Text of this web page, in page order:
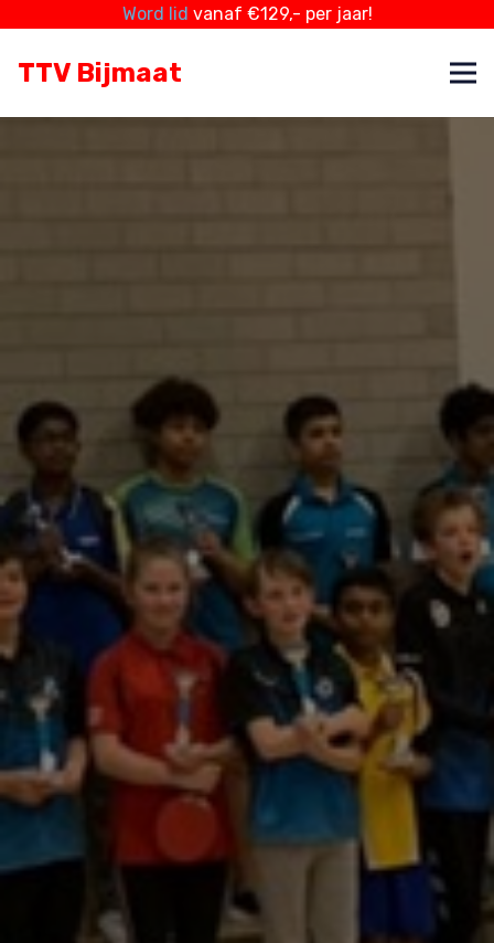
Word lid vanaf €129,- per jaar!
TTV Bijmaat